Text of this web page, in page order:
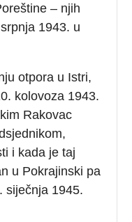
– njih
1943. u
otpora u Istri,
kolovoza 1943.
Rakovac
i kada je taj
u Pokrajinski pa
siječnja 1945.